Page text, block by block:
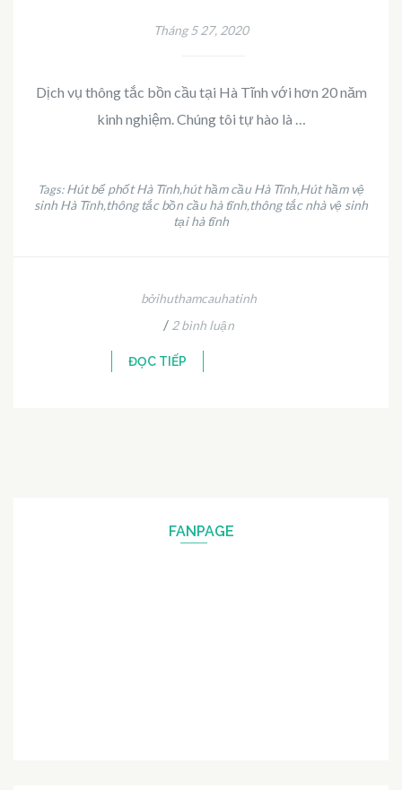
Tháng 5 27, 2020
Dịch vụ thông tắc bồn cầu tại Hà Tĩnh với hơn 20 năm
kinh nghiệm. Chúng tôi tự hào là …
Tags:Hút bể phốt Hà Tĩnh,hút hầm cầu Hà Tĩnh,Hút hầm vệ
sinh Hà Tĩnh,thông tắc bồn cầu hà tĩnh,thông tắc nhà vệ sinh
tại hà tĩnh
bởihuthamcauhatinh
/ 2 bình luận
ĐỌC TIẾP
FANPAGE